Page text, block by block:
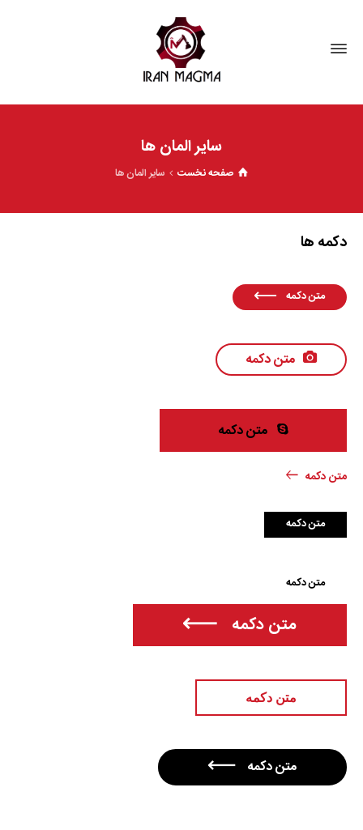
سایر المان ها
صفحه نخست سایر المان ها
دکمه ها
متن دکمه
متن دکمه
متن دکمه
متن دکمه
متن دکمه
متن دکمه
متن دکمه
متن دکمه
متن دکمه